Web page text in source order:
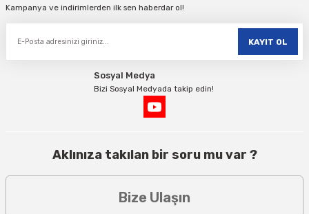
%15 12.587,49 TL
10.699,37 TL
Kampanya ve indirimlerden ilk sen haberdar ol!
KAYIT OL
Sosyal Medya
Bizi Sosyal Medyada takip edin!
Aklınıza takılan bir soru mu var ?
Bize Ulaşın